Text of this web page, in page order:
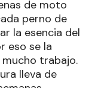
de moto
perno de
la esencia del
eso se la
trabajo.
lleva de